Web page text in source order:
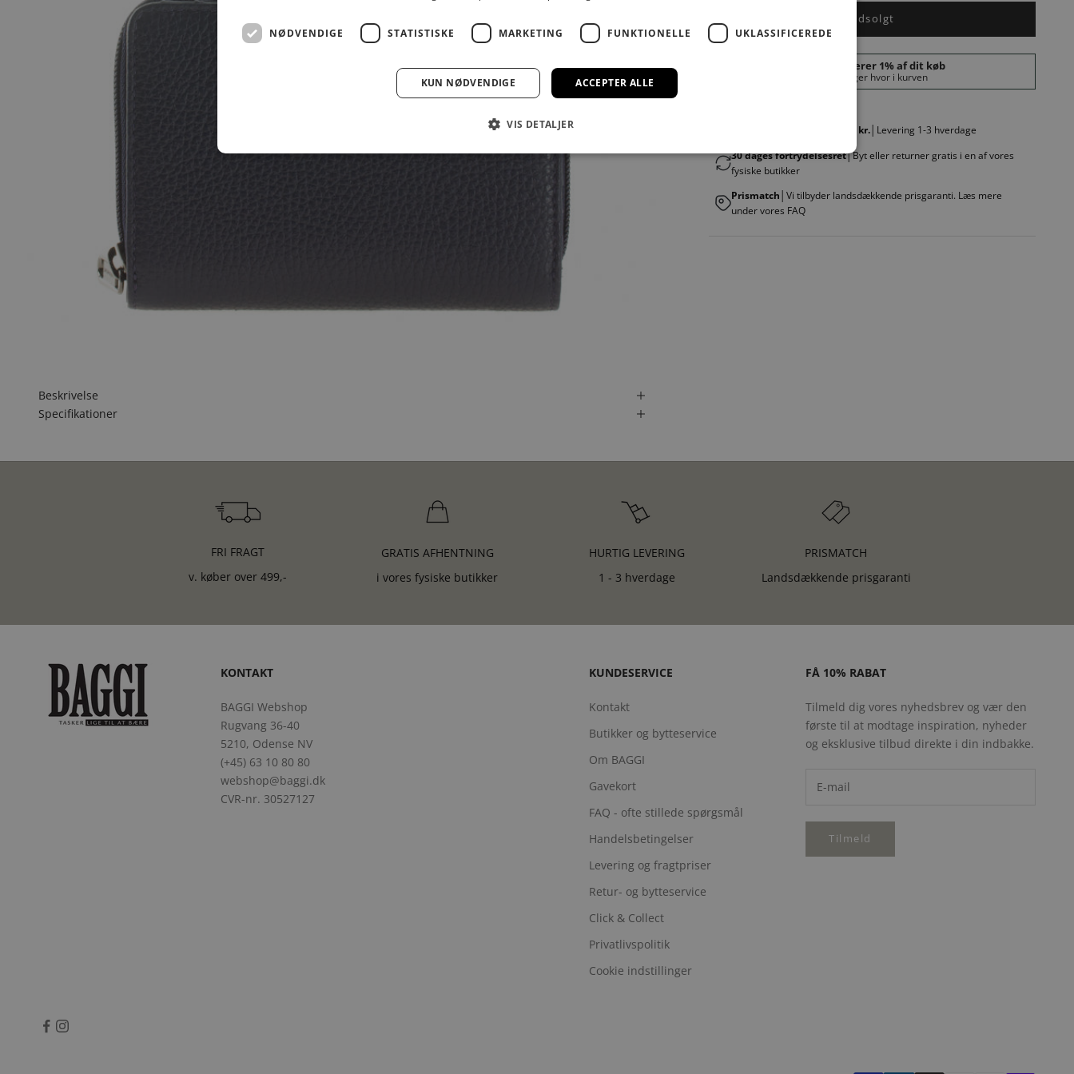
Udsolgt
Fri fragt v. køb over 499,00 kr. │Levering 1-3 hverdage
30 dages fortrydelsesret│Byt eller returner gratis i en af vores
fysiske butikker
Prismatch │Vi tilbyder landsdækkende prisgaranti. Læs mere
under vores FAQ
Beskrivelse
Specifikationer
FRI FRAGT
v. køber over 499,-
GRATIS AFHENTNING
i vores fysiske butikker
HURTIG LEVERING
1 - 3 hverdage
PRISMATCH
Landsdækkende prisgaranti
KONTAKT
BAGGI Webshop
Rugvang 36-40
5210, Odense NV
(+45) 63 10 80 80
webshop@baggi.dk
CVR-nr. 30527127
KUNDESERVICE
Kontakt
Butikker og bytteservice
Om BAGGI
Gavekort
FAQ - ofte stillede spørgsmål
Handelsbetingelser
Levering og fragtpriser
Retur- og bytteservice
Click & Collect
Privatlivspolitik
Cookie indstillinger
FÅ 10% RABAT
Tilmeld dig vores nyhedsbrev og vær den
første til at modtage inspiration, nyheder
og eksklusive tilbud direkte i din indbakke.
Tilmeld
NØDVENDIGE STATISTISKE MARKETING FUNKTIONELLE UKLASSIFICEREDE
ACCEPTER ALLE
KUN NØDVENDIGE
VIS DETALJER